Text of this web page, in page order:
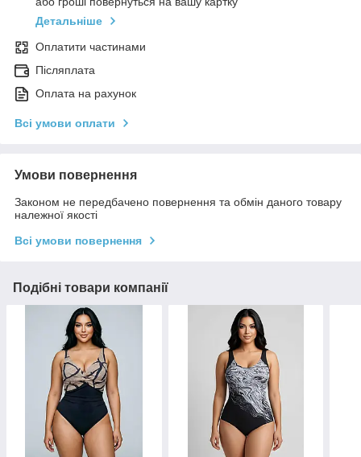
Детальніше
Оплатити частинами
Післяплата
Оплата на рахунок
Всі умови оплати
Умови повернення
Законом не передбачено повернення та обмін даного товару
належної якості
Всі умови повернення
Подібні товари компанії